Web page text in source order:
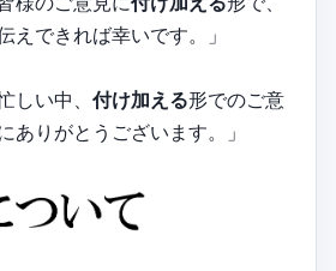
えできれば幸いです。」
しい中、 付け加える形でのご意
ありがとうございます。」